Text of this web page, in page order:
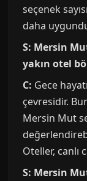
seçenek
daha
S: Mersin
yakın otel
C: Gece
çevresidir.
Mersin Mut
Oteller, canlı
S: Mersin